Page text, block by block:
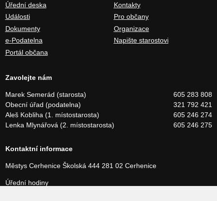
Úřední deska
Události
Dokumenty
e-Podatelna
Portál občana
Kontakty
Pro občany
Organizace
Napište starostovi
Zavolejte nám
Marek Semerád (starosta)
605 283 808
Obecní úřad (podatelna)
321 792 421
Aleš Kobliha (1. místostarosta)
605 246 274
Lenka Mlynářová (2. místostarosta)
605 246 275
Kontaktní informace
Městys CerheniceŠkolská 444281 02 Cerhenice
Úřední hodiny